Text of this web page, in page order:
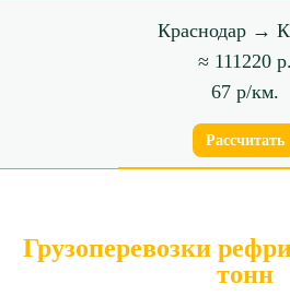
Краснодар →
≈ 111220 р.
67 р/км.
Рассчитать
Грузоперевозки
тонн